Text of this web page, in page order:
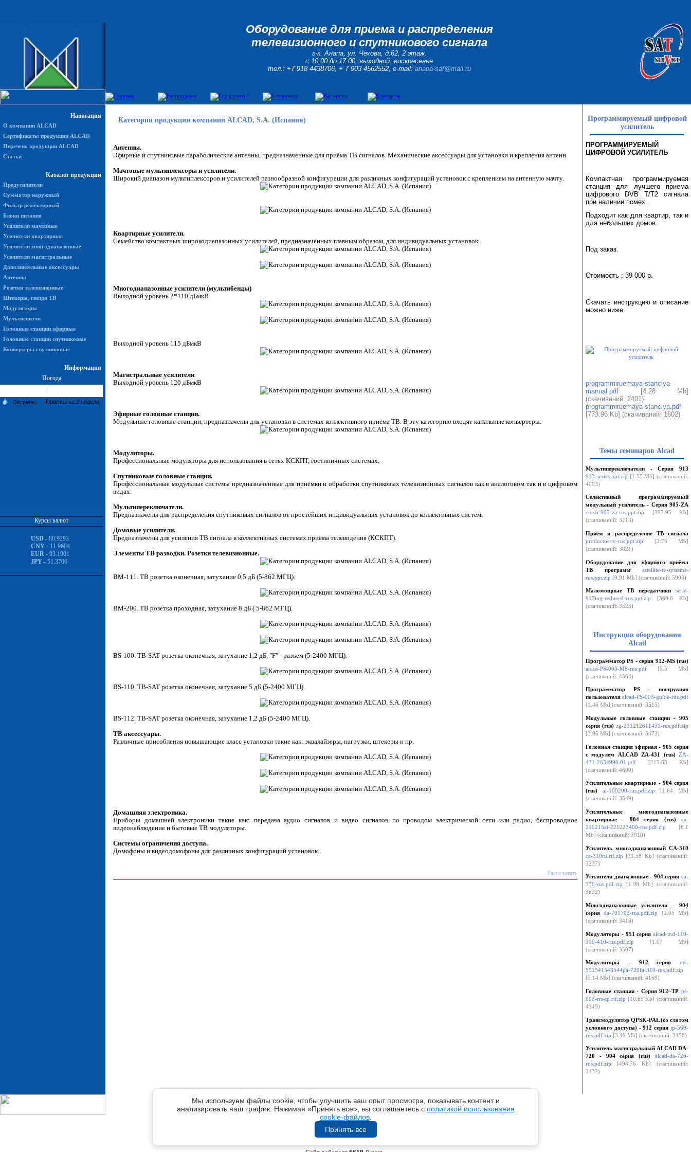
Оборудование для приема и распределения
телевизионного и спутникового сигнала
г-к. Анапа, ул. Чехова, д.62, 2 этаж.
с 10.00 до 17.00; выходной: воскресенье
тел.: +7 918 4438706, + 7 903 4562552, e-mail: anapa-sat@mail.ru
Навигация
О компании ALCAD
Сертификаты продукции ALCAD
Перечень продукции ALCAD
Статьи
Каталог продукции
Предусилители
Сумматор наружный
Фильтр режекторный
Блоки питания
Усилители мачтовые
Усилители квартирные
Усилители многодиапазонные
Усилители магистральные
Дополнительные аксессуары
Антенны
Розетки телевизионные
Штекеры, гнезда ТВ
Модуляторы
Мультисвитчи
Головные станции эфирные
Головные станции спутниковые
Конвертеры спутниковые
Информация
Погода
Курсы валют
USD - 80.9293
CNY - 11.9684
EUR - 93.1901
JPY - 51.3706
Категории продукции компании ALCAD, S.A. (Испания)
Антенны.
Эфирные и спутниковые параболические антенны, предназначенные для приёма ТВ сигналов. Механические аксессуары для установки и крепления антенн.
Мачтовые мультиплексоры и усилители.
Широкий диапазон мультиплексоров и усилителей разнообразной конфигурации для различных конфигураций установок с креплением на антенную мачту.
Квартирные усилители.
Семейство компактных широкодиапазонных усилителей, предназначенных главным образом, для индивидуальных установок.
Многодиапазонные усилители (мультибенды)
Выходной уровень 2*110 дБмкВ
Выходной уровень 115 дБмкВ
Магистральные усилители
Выходной уровень 120 дБмкВ
Эфирные головные станции.
Модульные головные станции, предназначены для установки в системах коллективного приёма ТВ. В эту категорию входят канальные конвертеры.
Модуляторы.
Профессиональные модуляторы для использования в сетях КСКПТ, гостиничных системах.
Спутниковые головные станции.
Профессиональные модульные системы предназначенные для приёмки и обработки спутниковых телевизионных сигналов как в аналоговом так и в цифровом
видах.
Мультипереключатели.
Предназначены для распределения спутниковых сигналов от простейших индивидуальных установок до коллективных систем.
Домовые усилители.
Предназначены для усиления ТВ сигнала в коллективных системах приёма телевидения (КСКПТ).
Элементы ТВ разводки. Розетки телевизионные.
BM-111. ТВ розетка оконечная, затухание 0,5 дБ (5-862 МГЦ).
BM-200. ТВ розетка проходная, затухание 8 дБ ( 5-862 МГЦ).
BS-100. ТВ-SAT розетка оконечная, затухание 1,2 дБ, "F" - разъем (5-2400 МГЦ).
BS-110. ТВ-SAT розетка оконечная, затухание 5 дБ (5-2400 МГЦ).
BS-112. ТВ-SAT розетка оконечная, затухание 1,2 дБ (5-2400 МГЦ).
ТВ аксессуары.
Различные присобления повышающие класс установки такие как: эквалайзеры, нагрузки, штекеры и пр.
Домашняя электроника.
Приборы домашней электроники такие как: передача аудио сигналов и видео сигналов по проводом электрической сети или радио, беспроводное
видеонаблюдение и бытовые ТВ модуляторы.
Системы ограничения доступа.
Домофоны и видеодомофоны для различных конфигураций установок.
Распечатать
Программируемый цифровой
усилитель
ПРОГРАММИРУЕМЫЙ
ЦИФРОВОЙ УСИЛИТЕЛЬ
Компактная программируемая
станция для лучшего приема
цифрового DVB T/T2 сигнала
при наличии помех.
Подходит как для квартир, так и
для небольших домов.
Под заказ.
Стоимость : 39 000 р.
Скачать инструкцию и описание
можно ниже.
programmiruemaya-stanciya-
manual.pdf [4.28 Mb]
(cкачиваний: 2401)
programmiruemaya-stanciya.pdf
[773.96 Kb] (cкачиваний: 1602)
Темы семинаров Alcad
Мультипереключатели - Серия 913
913-series.ppt.zip [1.55 Mb] (cкачиваний:
4093)
Селективный программируемый
модульный усилитель - Серия 905-ZA
curso-905-za-rus.ppt.zip [397.95 Kb]
(cкачиваний: 3213)
Приём и распределение ТВ сигнала
productos-tv-rus.ppt.zip [3.75 Mb]
(cкачиваний: 3821)
Оборудование для эфирного приёма
ТВ программ satellite-tv-systems-
rus.ppt.zip [9.91 Mb] (cкачиваний: 5903)
Маломощные ТВ передатчики
serie-
917ing-reduced-rus.ppt.zip [369.6 Kb]
(cкачиваний: 3523)
Инструкции оборудования
Alcad
Программатор PS - серия 912-MS (rus)
alcad-PS-003-MS-rus.pdf [5.5 Mb]
(cкачиваний: 4364)
Программатор PS - инструкция
пользователя alcad-PS-003-guide-rus.pdf
[1.46 Mb] (cкачиваний: 3515)
Модульные головные станции - 905
серия (rus) zg-211212611431-rus.pdf.zip
[3.95 Mb] (cкачиваний: 3473)
Головная станция эфирная - 905 серия
с модулем ALCAD ZA-431 (rus) ZA-
431-2634990.01.pdf [215.83 Kb]
(cкачиваний: 4609)
Усилительные квартирные - 904 серия
(rus)
ai-100200-rus.pdf.zip [1.64 Mb]
(cкачиваний: 3549)
Усилительные многодиапазонные
квартирные - 904 серия (rus) ca-
210215ai-221223400-rus.pdf.zip [6.1
Mb] (cкачиваний: 3910)
Усилитель многодиапазонный CA-310
ca-310ru.rtf.zip [31.58 Kb] (cкачиваний:
3237)
Усилители диапазонные - 904 серия ca-
730-rus.pdf.zip [1.98 Mb] (cкачиваний:
3632)
Многодиапазонные усилители - 904
серия
da-701703-rus.pdf.zip
[2.05 Mb]
(cкачиваний: 3418)
Модуляторы - 951 серия alcad-md-110-
310-410-rus.pdf.zip [1.07 Mb]
(cкачиваний: 3507)
Модуляторы - 912 серия
ms-
551541543544pa-720fa-310-rus.pdf.zip
[5.14 Mb] (cкачиваний: 4169)
Головные станции - Серия 912–TP ps-
003-rrs-tp.rtf.zip [10.65 Kb] (cкачиваний:
4149)
Трансмодулятор QPSK-PAL (со слотом
условного доступа) - 912 серия tp-569-
rus.pdf.zip [3.49 Mb] (cкачиваний: 3458)
Усилитель магистральный ALCAD DA-
720 - 904 серия (rus)
alcad-da-720-
rus.pdf.zip [498.76 Kb] (cкачиваний:
3432)
Мы используем файлы cookie, чтобы улучшить ваш опыт просмотра, показывать контент и
анализировать наш трафик. Нажимая «Принять все», вы соглашаетесь с политикой использования
cookie-файлов.
Принять все